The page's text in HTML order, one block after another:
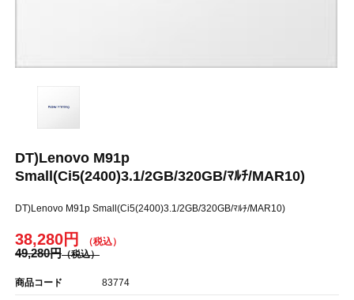
DT)Lenovo M91p
Small(Ci5(2400)3.1/2GB/320GB/ﾏﾙﾁ/MAR10)
DT)Lenovo M91p Small(Ci5(2400)3.1/2GB/320GB/ﾏﾙﾁ/MAR10)
38,280円
49,280円
商品コード 83774